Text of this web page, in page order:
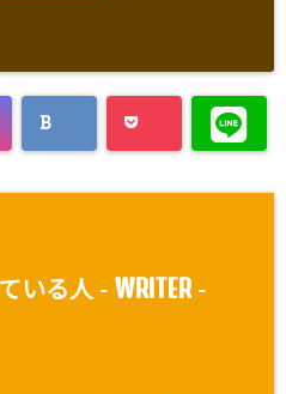
いる人 - WRITER-